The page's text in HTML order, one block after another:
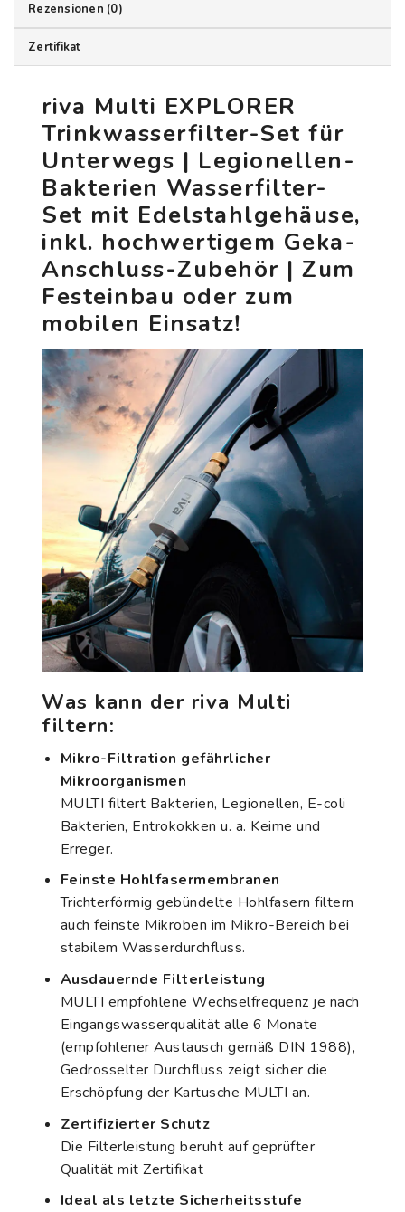
Rezensionen (0)
Zertifikat
riva Multi EXPLORER
Trinkwasserfilter-Set für
Unterwegs | Legionellen-
Bakterien Wasserfilter-
Set mit Edelstahlgehäuse,
inkl. hochwertigem Geka-
Anschluss-Zubehör | Zum
Festeinbau oder zum
mobilen Einsatz!
Was kann der riva Multi
filtern:
Mikro-Filtration gefährlicher
Mikroorganismen
MULTI filtert Bakterien, Legionellen, E-coli
Bakterien, Entrokokken u. a. Keime und
Erreger.
Feinste Hohlfasermembranen
Trichterförmig gebündelte Hohlfasern filtern
auch feinste Mikroben im Mikro-Bereich bei
stabilem Wasserdurchfluss.
Ausdauernde Filterleistung
MULTI empfohlene Wechselfrequenz je nach
Eingangswasserqualität alle 6 Monate
(empfohlener Austausch gemäß DIN 1988),
Gedrosselter Durchfluss zeigt sicher die
Erschöpfung der Kartusche MULTI an.
Zertifizierter Schutz
Die Filterleistung beruht auf geprüfter
Qualität mit Zertifikat
Ideal als letzte Sicherheitsstufe